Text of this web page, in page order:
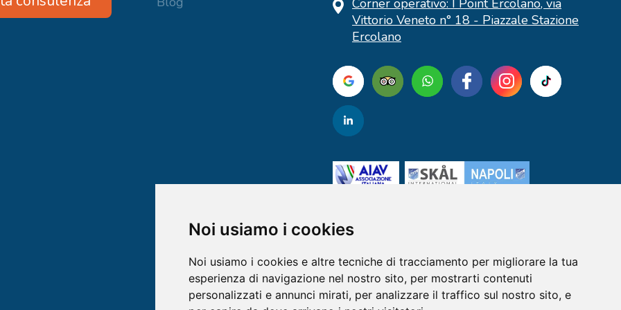
Noi usiamo i cookies
Noi usiamo i cookies e altre tecniche di tracciamento per migliorare la tua
esperienza di navigazione nel nostro sito, per mostrarti contenuti
personalizzati e annunci mirati, per analizzare il traffico sul nostro sito, e
Corner operativo: I Point Ercolano, via
Vittorio Veneto n° 18 - Piazzale Stazione
Ercolano